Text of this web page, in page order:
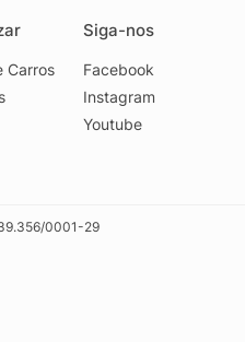
Carros
Siga-nos
Facebook
Instagram
Youtube
0001-29